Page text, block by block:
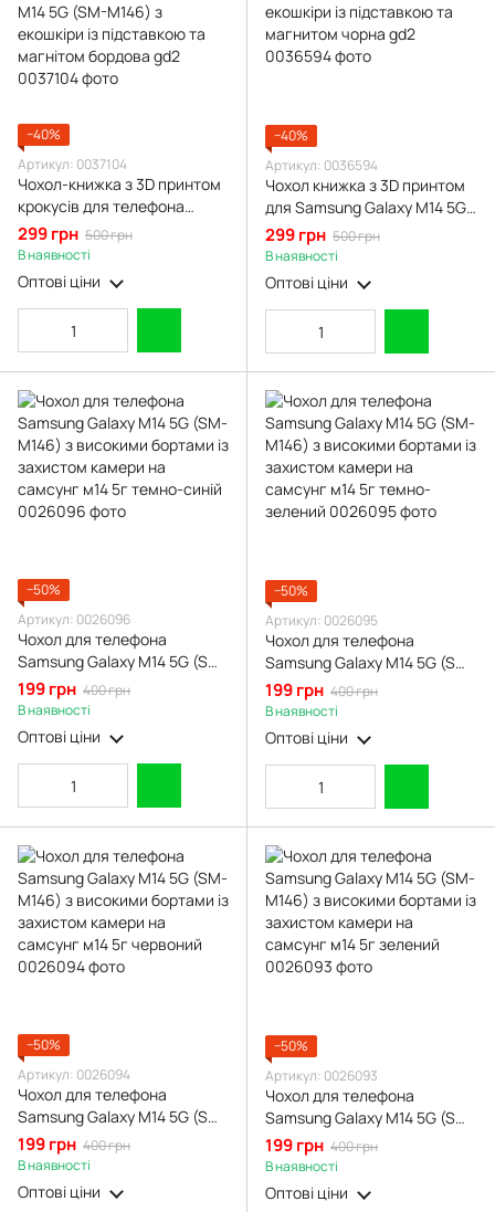
−40%
Артикул: 0037104
Чохол-книжка з 3D принтом
крокусів для телефона
Samsung Galaxy M14 5G (SM-
M146) з екошкіри із
підставкою та магнітом
бордова gd2
299 грн 500 грн
В наявності
Оптові ціни
−40%
Артикул: 0036594
Чохол книжка з 3D принтом
для Samsung Galaxy M14 5G
(SM-M146) з екошкіри із
підставкою та магнитом
чорна gd2
299 грн 500 грн
В наявності
Оптові ціни
−50%
Артикул: 0026096
Чохол для телефона
Samsung Galaxy M14 5G (SM-
M146) з високими бортами із
захистом камери на
самсунг м14 5г темно-синій
199 грн 400 грн
В наявності
Оптові ціни
−50%
Артикул: 0026095
Чохол для телефона
Samsung Galaxy M14 5G (SM-
M146) з високими бортами із
захистом камери на
самсунг м14 5г темно-
зелений
199 грн 400 грн
В наявності
Оптові ціни
−50%
Артикул: 0026094
Чохол для телефона
Samsung Galaxy M14 5G (SM-
M146) з високими бортами із
захистом камери на
самсунг м14 5г червоний
199 грн 400 грн
В наявності
Оптові ціни
−50%
Артикул: 0026093
Чохол для телефона
Samsung Galaxy M14 5G (SM-
M146) з високими бортами із
захистом камери на
самсунг м14 5г зелений
199 грн 400 грн
В наявності
Оптові ціни